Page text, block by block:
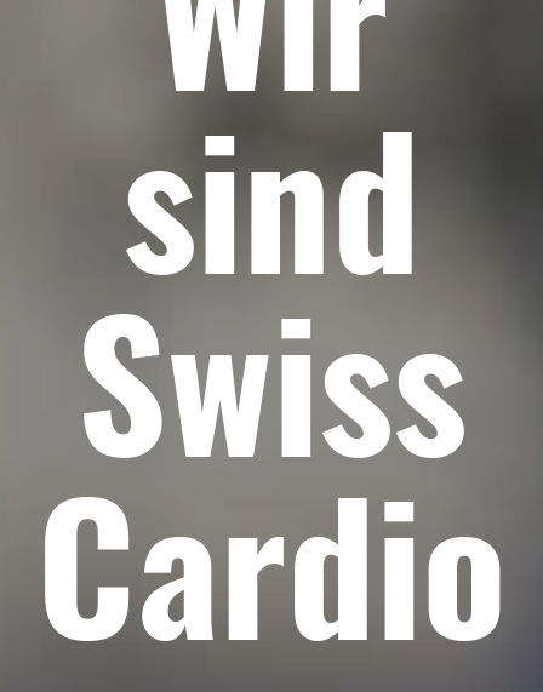
sind
Swiss
Cardio